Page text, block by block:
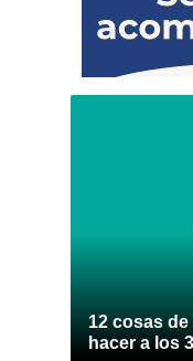
12 cosas
hacer a los